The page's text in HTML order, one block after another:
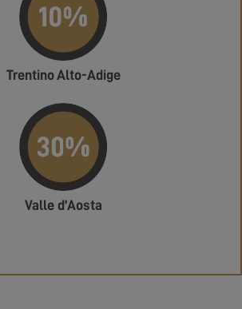
Trentino Alto-Adige
Valle d’Aosta